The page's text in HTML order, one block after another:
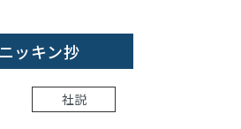
ッキン抄
社説